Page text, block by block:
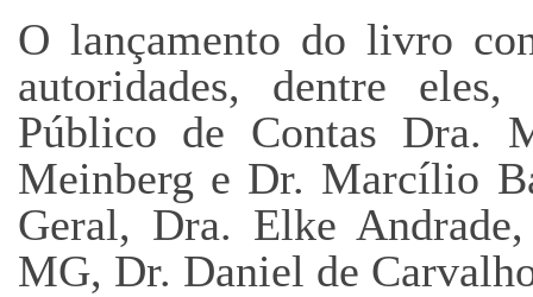
O lançamento do livro
autoridades, dentre
Público de Contas Dra.
Meinberg e Dr. Marcílio
Geral, Dra. Elke
MG, Dr. Daniel de